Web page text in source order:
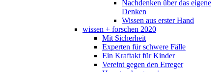
Nachdenken über das eigene
Denken
Wissen aus erster Hand
wissen + forschen 2020
Mit Sicherheit
Experten für schwere Fälle
Ein Kraftakt für Kinder
Vereint gegen den Erreger